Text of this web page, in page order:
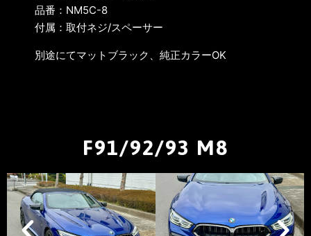
品番：NM5C-8
付属：取付ネジ/スペーサー
別途にてマットブラック、純正カラーOK
F91/92/93 M8